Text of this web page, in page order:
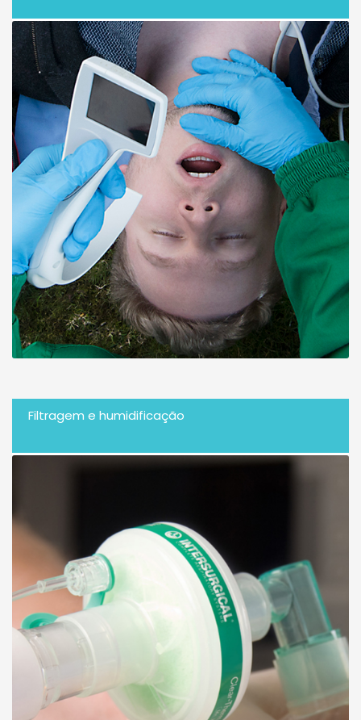
Filtragem e humidificação